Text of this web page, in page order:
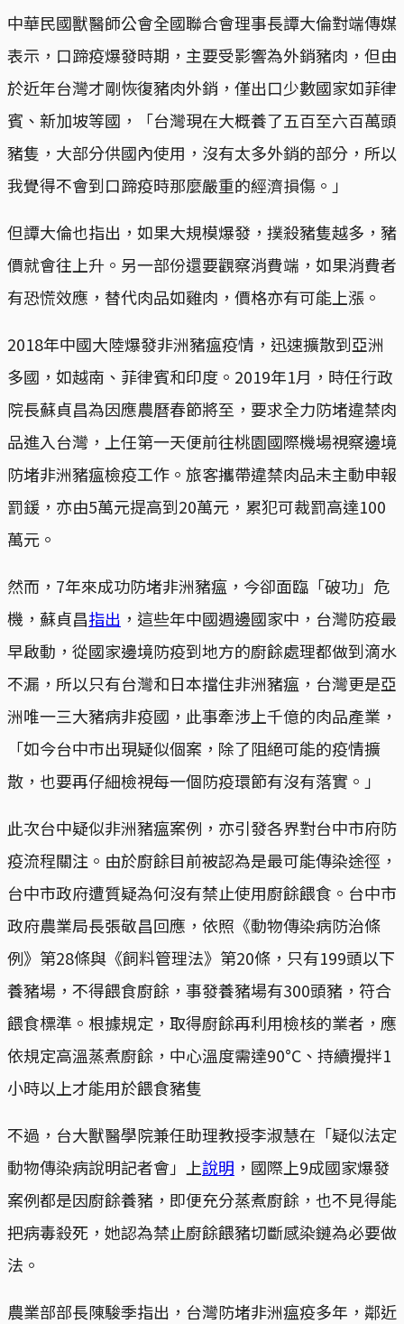
中華民國獸醫師公會全國聯合會理事長譚大倫對端傳媒
表示，口蹄疫爆發時期，主要受影響為外銷豬肉，但由
於近年台灣才剛恢復豬肉外銷，僅出口少數國家如菲律
賓、新加坡等國，「台灣現在大概養了五百至六百萬頭
豬隻，大部分供國內使用，沒有太多外銷的部分，所以
我覺得不會到口蹄疫時那麼嚴重的經濟損傷。」
但譚大倫也指出，如果大規模爆發，撲殺豬隻越多，豬
價就會往上升。另一部份還要觀察消費端，如果消費者
有恐慌效應，替代肉品如雞肉，價格亦有可能上漲。
2018年中國大陸爆發非洲豬瘟疫情，迅速擴散到亞洲
多國，如越南、菲律賓和印度。2019年1月，時任行政
院長蘇貞昌為因應農曆春節將至，要求全力防堵違禁肉
品進入台灣，上任第一天便前往桃園國際機場視察邊境
防堵非洲豬瘟檢疫工作。旅客攜帶違禁肉品未主動申報
罰鍰，亦由5萬元提高到20萬元，累犯可裁罰高達100
萬元。
然而，7年來成功防堵非洲豬瘟，今卻面臨「破功」危
機，蘇貞昌指出 ，這些年中國週邊國家中，台灣防疫最
早啟動，從國家邊境防疫到地方的廚餘處理都做到滴水
不漏，所以只有台灣和日本擋住非洲豬瘟，台灣更是亞
洲唯一三大豬病非疫國，此事牽涉上千億的肉品產業，
「如今台中市出現疑似個案，除了阻絕可能的疫情擴
散，也要再仔細檢視每一個防疫環節有沒有落實。」
此次台中疑似非洲豬瘟案例，亦引發各界對台中市府防
疫流程關注。由於廚餘目前被認為是最可能傳染途徑，
台中市政府遭質疑為何沒有禁止使用廚餘餵食。台中市
政府農業局長張敬昌回應，依照《動物傳染病防治條
例》第28條與《飼料管理法》第20條，只有199頭以下
養豬場，不得餵食廚餘，事發養豬場有300頭豬，符合
餵食標準。根據規定，取得廚餘再利用檢核的業者，應
依規定高溫蒸煮廚餘，中心溫度需達90°C、持續攪拌1
小時以上才能用於餵食豬隻
不過，台大獸醫學院兼任助理教授李淑慧在「疑似法定
動物傳染病說明記者會」上說明 ，國際上9成國家爆發
案例都是因廚餘養豬，即便充分蒸煮廚餘，也不見得能
把病毒殺死，她認為禁止廚餘餵豬切斷感染鏈為必要做
法。
農業部部長陳駿季指出，台灣防堵非洲瘟疫多年，鄰近